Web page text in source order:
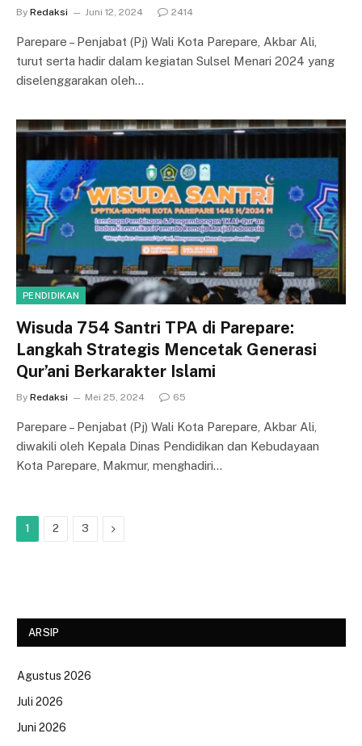
By Redaksi Juni 12, 2024 2414
Parepare – Penjabat (Pj) Wali Kota Parepare, Akbar Ali,
turut serta hadir dalam kegiatan Sulsel Menari 2024 yang
diselenggarakan oleh…
PENDIDIKAN
Wisuda 754 Santri TPA di Parepare:
Langkah Strategis Mencetak Generasi
Qur’ani Berkarakter Islami
By Redaksi Mei 25, 2024 65
Parepare – Penjabat (Pj) Wali Kota Parepare, Akbar Ali,
diwakili oleh Kepala Dinas Pendidikan dan Kebudayaan
Kota Parepare, Makmur, menghadiri…
1 2 3 Next
ARSIP
Agustus 2026
Juli 2026
Juni 2026